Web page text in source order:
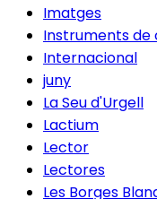
Imatges
Instruments de
Internacional
juny
La Seu d'Urgell
Lactium
Lector
Lectores
Les Borges